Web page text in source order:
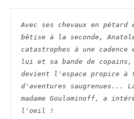
Avec ses chevaux en pétard
bêtise à la seconde,
catastrophes à une cadence
lui et sa bande de
devient l'espace propice à
d'aventures saugrenues...
madame Goulominoff, a
l'oeil !